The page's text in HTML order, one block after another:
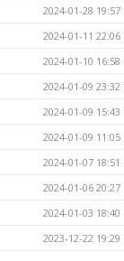
2024-01-28 19:57
2024-01-11 22:06
2024-01-10 16:58
2024-01-09 23:32
2024-01-09 15:43
2024-01-09 11:05
2024-01-07 18:51
2024-01-06 20:27
2024-01-03 18:40
2023-12-22 19:29